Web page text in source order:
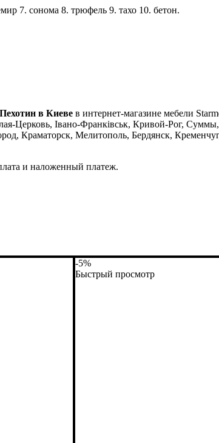
7. сонома 8. трюфель 9. тахо 10. бетон.
в Киеве в интернет-магазине мебели
Церковь, Івано-Франківськ, Кривой-Рог,
Краматорск, Мелитополь, Бердянск,
и наложенный платеж.
-5%
Быстрый просмотр